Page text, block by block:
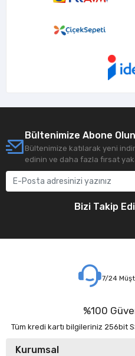
Bültenimize Abone Olun
Bültenimize katılarak yeni
edinin ve daha fazla fırsat
Bizi Takip
7/24
%100
Tüm kredi kartı bilgileriniz 256bit
Kurumsal